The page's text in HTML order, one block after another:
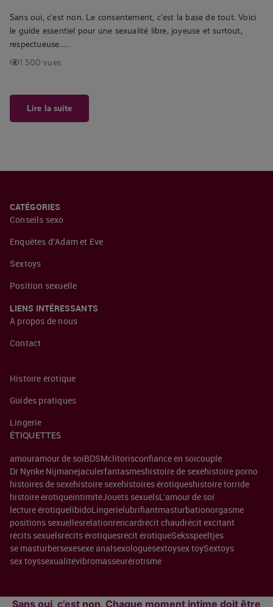
Sans oui, c’est non. Le consentement, c’est la base de tout. Voici
le guide essentiel pour une sexualité libre, joyeuse et surtout,
respectueuse….
1 500 vues
Lire la suite
CATÉGORIES
Conseils sexo
Enquêtes d’Adam et Eve
Sextoys
Position sexuelle
LIENS INTÉRESSANTS
À propos de nous
Contact
Histoire érotique
Guides pratiques
Lingerie
ÉTIQUETTES
amouramour de soiBDSMclitorisconfiance en soicouple
Dr Nynke Nijmanejaculerfantasmeshistoire de sexehistoire porno
histoires de sexehistoire sexehistoires érotiqueshistoire torride
histoire érotiqueintimitéJouets sexuelsL'amour de soi
lecture érotiquelibidoLingerielubrifiantmasturbationorgasme
positions sexuellesrelationrencardrécit chaudrécit excitant
récits sexuelsrécits érotiquesrécit érotiqueSeksspeeltjes
se masturbersexesexe analsexologuesextoysex toySextoys
sex toyssexualitévibromasseurérotisme
Sans oui, c’est non. Chaque moment intime doit être